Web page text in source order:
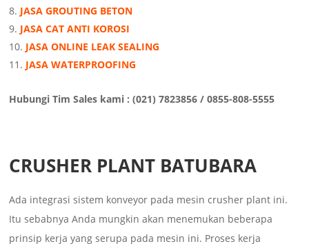
JASA GROUTING BETON
JASA CAT ANTI KOROSI
JASA ONLINE LEAK SEALING
JASA WATERPROOFING
Hubungi Tim Sales kami : (021) 7823856 / 0855-808-5555
CRUSHER PLANT BATUBARA
Ada integrasi sistem konveyor pada mesin crusher plant ini.
Itu sebabnya Anda mungkin akan menemukan beberapa
prinsip kerja yang serupa pada mesin ini. Proses kerja